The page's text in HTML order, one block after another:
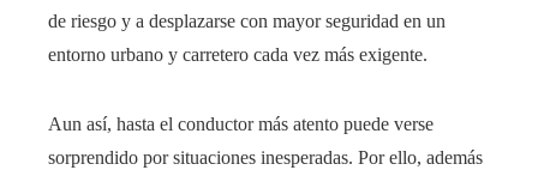
de riesgo y a desplazarse con mayor seguridad en un
entorno urbano y carretero cada vez más exigente.
Aun así, hasta el conductor más atento puede verse
sorprendido por situaciones inesperadas. Por ello, además